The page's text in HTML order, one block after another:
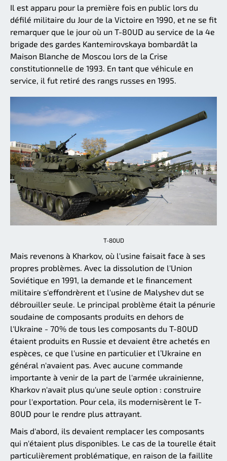
Il est apparu pour la première fois en public lors du
défilé militaire du Jour de la Victoire en 1990, et ne se fit
remarquer que le jour où un T-80UD au service de la 4e
brigade des gardes Kantemirovskaya bombardât la
Maison Blanche de Moscou lors de la Crise
constitutionnelle de 1993. En tant que véhicule en
service, il fut retiré des rangs russes en 1995.
T-80UD
Mais revenons à Kharkov, où l'usine faisait face à ses
propres problèmes. Avec la dissolution de l'Union
Soviétique en 1991, la demande et le financement
militaire s'effondrèrent et l'usine de Malyshev dut se
débrouiller seule. Le principal problème était la pénurie
soudaine de composants produits en dehors de
l'Ukraine - 70% de tous les composants du T-80UD
étaient produits en Russie et devaient être achetés en
espèces, ce que l'usine en particulier et l’Ukraine en
général n'avaient pas. Avec aucune commande
importante à venir de la part de l'armée ukrainienne,
Kharkov n'avait plus qu'une seule option : construire
pour l'exportation. Pour cela, ils modernisèrent le T-
80UD pour le rendre plus attrayant.
Mais d'abord, ils devaient remplacer les composants
qui n'étaient plus disponibles. Le cas de la tourelle était
particulièrement problématique, en raison de la faillite